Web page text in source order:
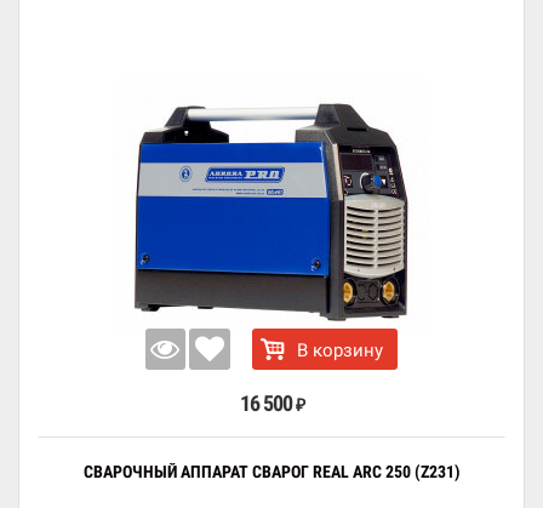
В корзину
16 500 ₽
СВАРОЧНЫЙ АППАРАТ СВАРОГ REAL ARC 250 (Z231)